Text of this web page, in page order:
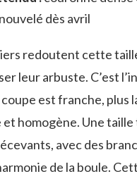
dès avril
redoutent cette
leur arbuste. C’est
est franche, plus
homogène. Une
avec des
de la boule.